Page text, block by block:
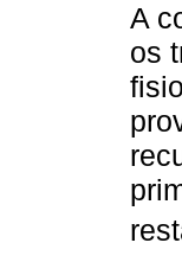
A
os